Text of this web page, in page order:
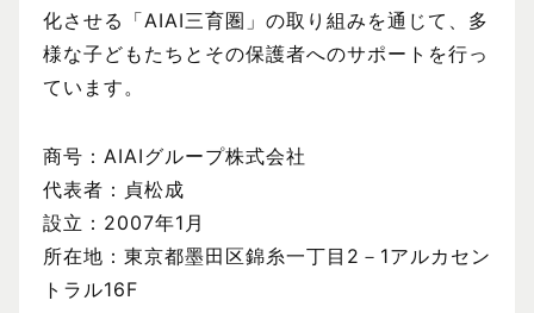
化させる「AIAI三育圏」の取り組みを通じて、多
様な子どもたちとその保護者へのサポートを行っ
ています。
商号：AIAIグループ株式会社
代表者：貞松成
設立：2007年1月
所在地：東京都墨田区錦糸一丁目2－1アルカセン
トラル16F